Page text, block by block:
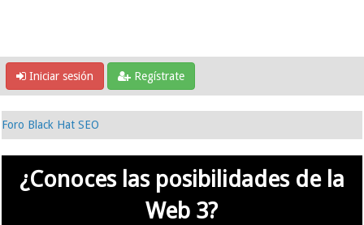
Iniciar sesión Regístrate
Foro Black Hat SEO
¿Conoces las posibilidades de la
Web 3?